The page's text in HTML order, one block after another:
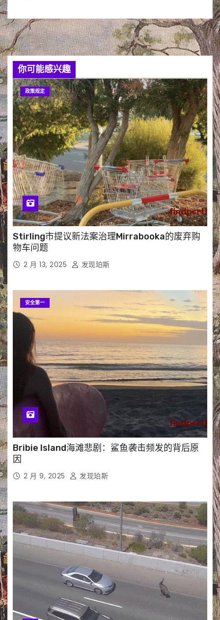
你可能感兴趣
政策规定
Stirling市提议新法案治理Mirrabooka的废弃购
物车问题
2 月 13, 2025 发现珀斯
安全第一
Bribie Island海滩悲剧：鲨鱼袭击频发的背后原
因
2 月 9, 2025 发现珀斯